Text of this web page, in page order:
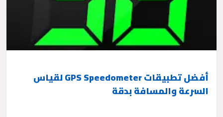
أفضل تطبيقات GPS Speedometer لقياس
السرعة والمسافة بدقة